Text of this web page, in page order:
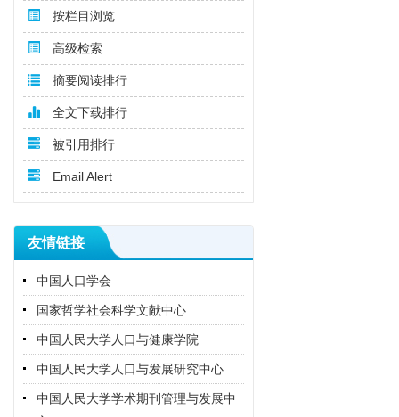
按栏目浏览
高级检索
摘要阅读排行
全文下载排行
被引用排行
Email Alert
友情链接
中国人口学会
国家哲学社会科学文献中心
中国人民大学人口与健康学院
中国人民大学人口与发展研究中心
中国人民大学学术期刊管理与发展中